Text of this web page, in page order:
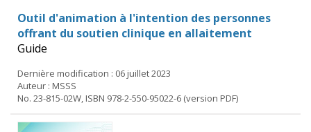
Outil d'animation à l'intention des personnes
offrant du soutien clinique en allaitement
Guide
Dernière modification : 06 juillet 2023
Auteur : MSSS
No. 23-815-02W, ISBN 978-2-550-95022-6 (version PDF)